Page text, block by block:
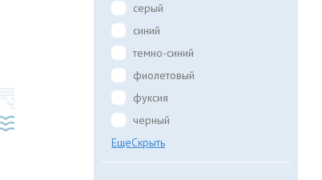
серый
синий
темно-синий
фиолетовый
фуксия
черный
ЕщеСкрыть